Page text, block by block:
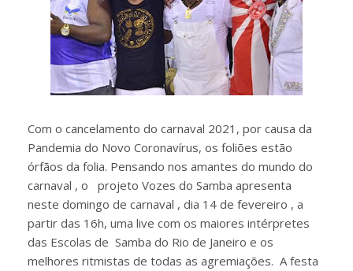
Com o cancelamento do carnaval 2021, por causa da
Pandemia do Novo Coronavírus, os foliões estão
órfãos da folia. Pensando nos amantes do mundo do
carnaval , o projeto Vozes do Samba apresenta
neste domingo de carnaval , dia 14 de fevereiro , a
partir das 16h, uma live com os maiores intérpretes
das Escolas de Samba do Rio de Janeiro e os
melhores ritmistas de todas as agremiações. A festa